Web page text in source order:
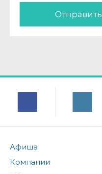
Отправить
Афиша
Компании